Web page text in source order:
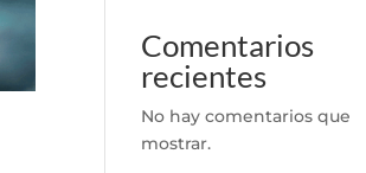
Comentarios
recientes
No hay comentarios que
mostrar.